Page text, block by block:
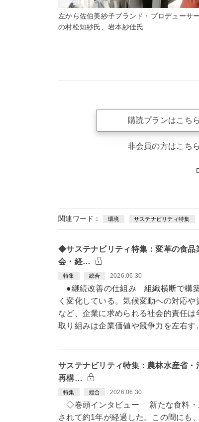
左から佐伯美紗子ブランド・プロデューサ
の村松知紗氏、岩本紗佳氏
購読プランはこちら
非会員の方はこちら
関連ワード： 環境 サステナビリティ特集
◆サステナビリティ特集：変革の食
会・経…
特集 総合 2026.06.30
●継続改善の仕組み 組織横断で構
く変化している。気候変動への対応
など、企業に求められる社会的責任
取り組みは企業価値や競争力を左右
サステナビリティ特集：農林水産省
再構…
特集 総合 2026.06.30
◇巻頭インタビュー 新たな食料・
されて約1年が経過した。この間にも